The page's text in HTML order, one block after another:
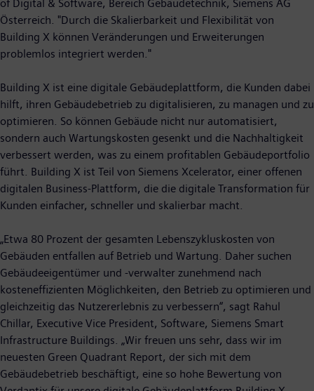
of Digital & Software, Bereich Gebäudetechnik, Siemens AG
Österreich. "Durch die Skalierbarkeit und Flexibilität von
Building X können Veränderungen und Erweiterungen
problemlos integriert werden."
Building X ist eine digitale Gebäudeplattform, die Kunden dabei
hilft, ihren Gebäudebetrieb zu digitalisieren, zu managen und zu
optimieren. So können Gebäude nicht nur automatisiert,
sondern auch Wartungskosten gesenkt und die Nachhaltigkeit
verbessert werden, was zu einem profitablen Gebäudeportfolio
führt. Building X ist Teil von Siemens Xcelerator, einer offenen
digitalen Business-Plattform, die die digitale Transformation für
Kunden einfacher, schneller und skalierbar macht.
„Etwa 80 Prozent der gesamten Lebenszykluskosten von
Gebäuden entfallen auf Betrieb und Wartung. Daher suchen
Gebäudeeigentümer und -verwalter zunehmend nach
kosteneffizienten Möglichkeiten, den Betrieb zu optimieren und
gleichzeitig das Nutzererlebnis zu verbessern“, sagt Rahul
Chillar, Executive Vice President, Software, Siemens Smart
Infrastructure Buildings. „Wir freuen uns sehr, dass wir im
neuesten Green Quadrant Report, der sich mit dem
Gebäudebetrieb beschäftigt, eine so hohe Bewertung von